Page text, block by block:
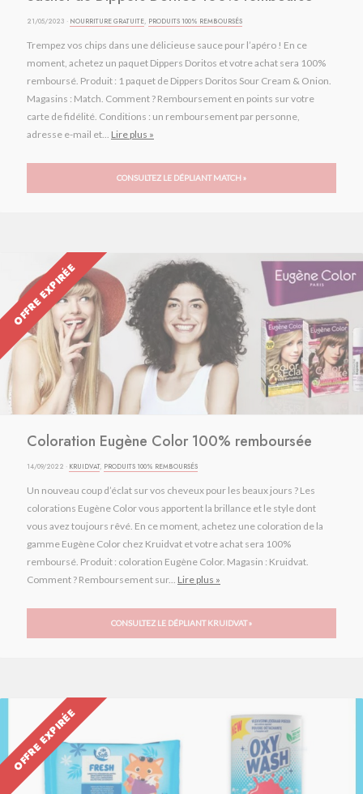
21/05/2023 · NOURRITURE GRATUITE, PRODUITS 100% REMBOURSÉS
Trempez vos chips dans une délicieuse sauce pour l’apéro ! En ce
moment, achetez un paquet Dippers Doritos et votre achat sera 100%
remboursé. Produit : 1 paquet de Dippers Doritos Sour Cream & Onion.
Magasins : Match. Comment ? Remboursement en points sur votre
carte de fidélité. Conditions : un remboursement par personne,
adresse e-mail et... Lire plus »
CONSULTEZ LE DÉPLIANT MATCH »
OFFRE EXPIRÉE
Coloration Eugène Color 100% remboursée
14/09/2022 · KRUIDVAT, PRODUITS 100% REMBOURSÉS
Un nouveau coup d’éclat sur vos cheveux pour les beaux jours ? Les
colorations Eugène Color vous apportent la brillance et le style dont
vous avez toujours rêvé. En ce moment, achetez une coloration de la
gamme Eugène Color chez Kruidvat et votre achat sera 100%
remboursé. Produit : coloration Eugène Color. Magasin : Kruidvat.
Comment ? Remboursement sur... Lire plus »
CONSULTEZ LE DÉPLIANT KRUIDVAT »
OFFRE EXPIRÉE